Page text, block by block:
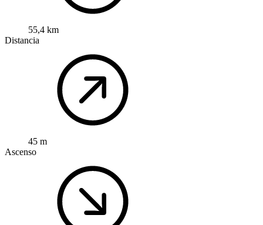
55,4 km
Distancia
45 m
Ascenso